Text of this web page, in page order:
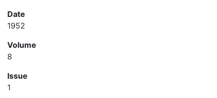
Date
1952
Volume
8
Issue
1